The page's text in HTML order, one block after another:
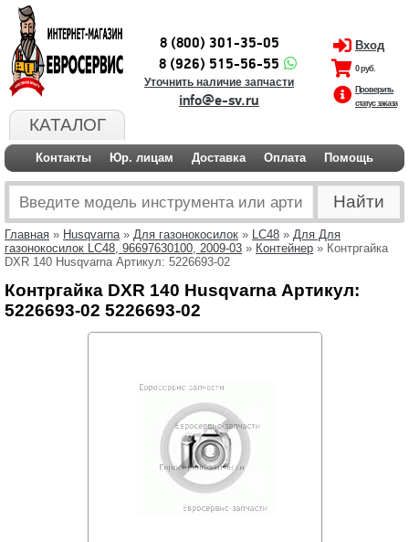
КАТАЛОГ
8 (800) 301-35-05
8 (926) 515-56-55
Уточнить наличие запчасти
info@e-sv.ru
Вход
0 руб.
Проверить
статус заказа
Контакты Юр. лицам Доставка Оплата Помощь
Главная » Husqvarna» Для газонокосилок » LC48 » Для Для
газонокосилок LC48, 96697630100, 2009-03 » Контейнер » Контргайка
DXR 140 Husqvarna Артикул: 5226693-02
Контргайка DXR 140 Husqvarna Артикул:
5226693-02 5226693-02